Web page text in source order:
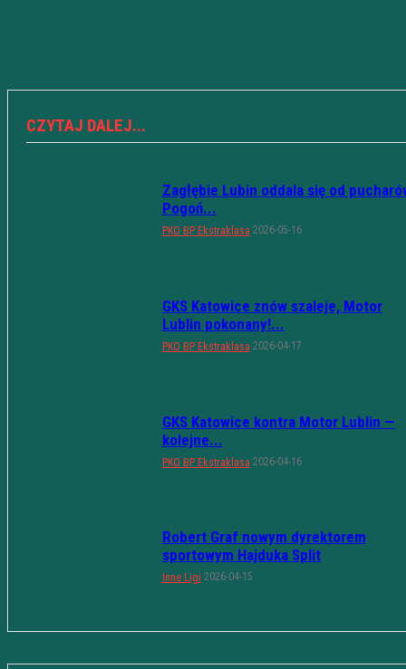
CZYTAJ DALEJ...
Zagłębie Lubin oddala się od
Pogoń...
PKO BP Ekstraklasa 2026-05-16
GKS Katowice znów szaleje, Motor
Lublin pokonany!...
PKO BP Ekstraklasa 2026-04-17
GKS Katowice kontra Motor Lublin —
kolejne...
PKO BP Ekstraklasa 2026-04-16
Robert Graf nowym dyrektorem
sportowym Hajduka Split
Inne Ligi 2026-04-15